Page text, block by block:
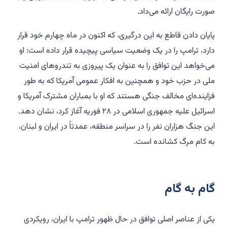
صورت رایگان ارائه می‌داد.
پایان دادن قاطع به این درگیری، که اکنون در ماه چهارم خود قرار
دارد، ترامپ را در یک وضعیت سیاسی پیچیده قرار داده است: او
می‌خواهد این توافق را به عنوان یک پیروزی به تندروهای امنیت
ملی در حزب خود و همچنین به افکار عمومی آمریکا که به طور
فزاینده‌ای مخالف جنگی هستند که او با بمباران مشترک آمریکا و
اسرائیل علیه جمهوری اسلامی در ۲۸ فوریه آغاز کرد، نشان دهد.
این جنگ هزاران نفر را در سراسر منطقه، عمدتاً در ایران و لبنان،
به کام مرگ کشانده است.
گام به گام
یکی از عناصر اصلی توافق در حال ظهور ترامپ با ایران، رویکردی